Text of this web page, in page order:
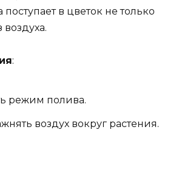
в цветок не только
воздуха.
:
режим полива.
воздух вокруг растения.